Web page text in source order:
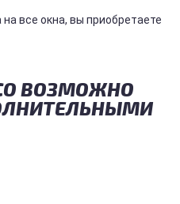
все окна, вы приобретаете
ВОЗМОЖНО